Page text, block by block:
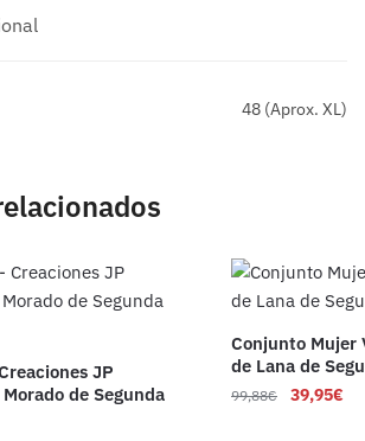
48 (Aprox. XL)
JP
de Segunda
Conjunto Mujer
de Lana de
99,88€ 39,95€